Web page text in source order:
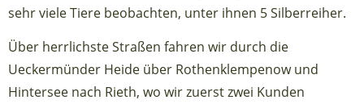
sehr viele Tiere beobachten, unter ihnen 5 Silberreiher.
Über herrlichste Straßen fahren wir durch die
Ueckermünder Heide über Rothenklempenow und
Hintersee nach Rieth, wo wir zuerst zwei Kunden